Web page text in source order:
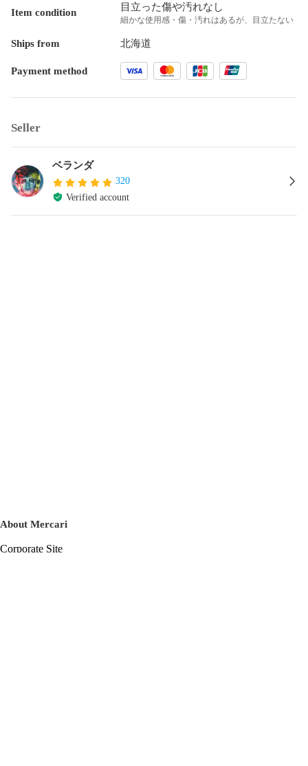
Item condition 目立った傷や汚れなし
細かな使用感・傷・汚れはあるが、目立たない
Ships from 北海道
Payment method
Seller
ベランダ
320
Verified account
About Mercari
Corporate Site